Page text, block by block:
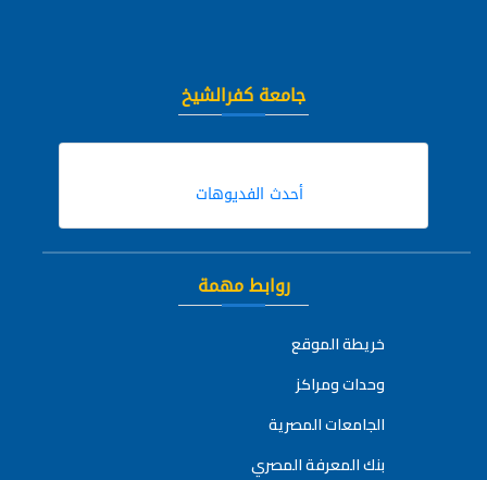
جامعة كفرالشيخ
أحدث الفديوهات
روابط مهمة
خريطة الموقع
وحدات ومراكز
الجامعات المصرية
بنك المعرفة المصري